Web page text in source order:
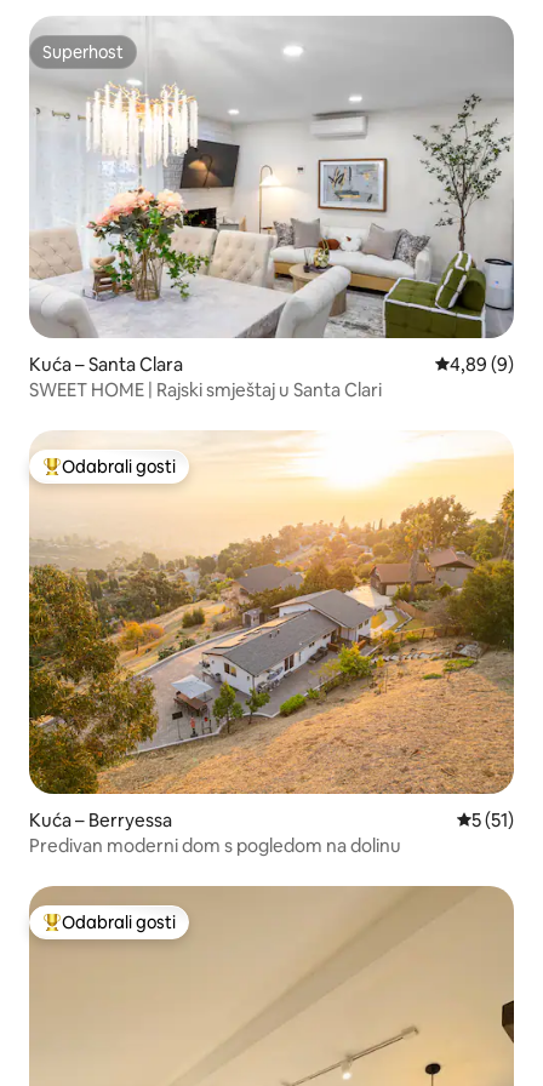
parkiralište
Superhost
Superhost
Kuća – Santa Clara Prosječna
4,89 (9)
SWEET HOME | Rajski smještaj u Santa Clari
Među najviše rangiranima s oznakom „Odabrali gosti”
Odabrali gosti
Kuća – Berryessa Prosječna
5 (51)
Predivan moderni dom s pogledom na dolinu
Među najviše rangiranima s oznakom „Odabrali gosti”
Odabrali gosti